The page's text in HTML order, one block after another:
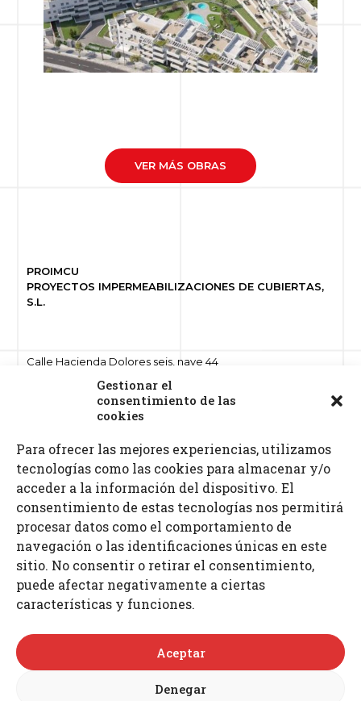
Gestionar el
consentimiento de las
cookies
Para ofrecer las mejores experiencias, utilizamos
tecnologías como las cookies para almacenar y/o
acceder a la información del dispositivo. El
consentimiento de estas tecnologías nos permitirá
procesar datos como el comportamiento de
navegación o las identificaciones únicas en este
sitio. No consentir o retirar el consentimiento,
puede afectar negativamente a ciertas
características y funciones.
Aceptar
Denegar
VER MÁS OBRAS
PROIMCU
PROYECTOS IMPERMEABILIZACIONES DE CUBIERTAS,
S.L.
Calle Hacienda Dolores seis, nave 44
41500 Alcalá de Guadaíra, Sevilla
Teléfonos: 955 632 261 · 687 521 972
Fax: 955 630 797
E-mail: info @proimcu.com